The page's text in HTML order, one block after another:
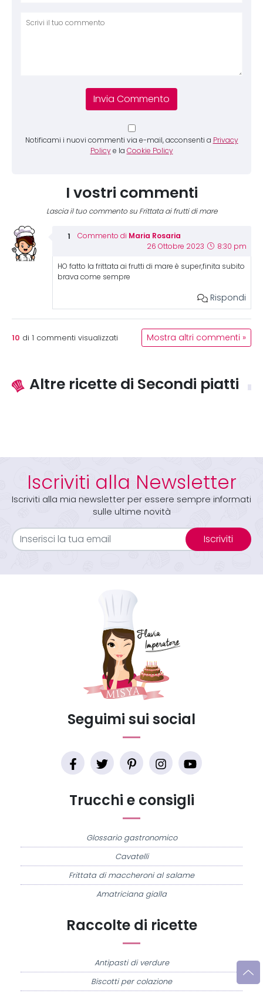
Notificami i nuovi commenti via e-mail, acconsenti a Privacy
Policy e la Cookie Policy
I vostri commenti
Lascia il tuo commento su Frittata ai frutti di mare
Commento di Maria Rosaria
26 Ottobre 2023 8:30 pm
HO fatto la frittata ai frutti di mare è super,finita subito
brava come sempre
Rispondi
10 di 1 commenti visualizzati Mostra altri commenti »
Altre ricette di Secondi piatti
Iscriviti alla Newsletter
Iscriviti alla mia newsletter per essere sempre informati
sulle ultime novità
Iscriviti
Raccolte di ricette
Antipasti di verdure
Biscotti per colazione
Trucchi e consigli
Glossario gastronomico
Cavatelli
Frittata di maccheroni al salame
Amatriciana gialla
Seguimi sui social